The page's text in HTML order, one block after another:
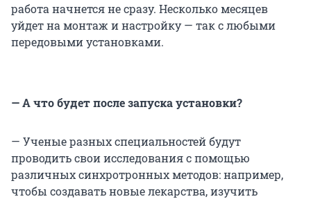
работа начнется не сразу. Несколько месяцев
уйдет на монтаж и настройку — так с любыми
передовыми установками.
— А что будет после запуска установки?
— Ученые разных специальностей будут
проводить свои исследования с помощью
различных синхротронных методов: например,
чтобы создавать новые лекарства, изучить